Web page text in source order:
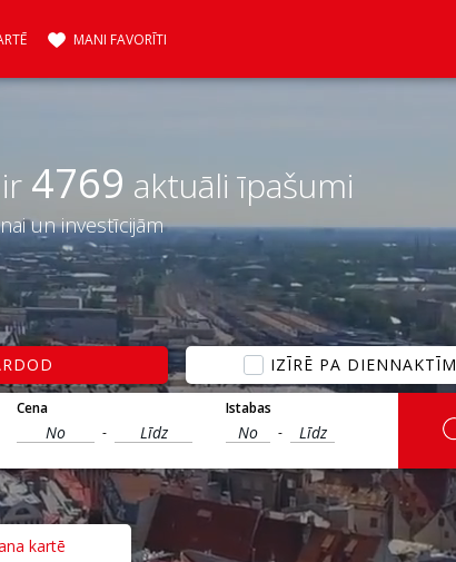
MANI FAVORĪTI
4769 aktuāli īpašumi
un investīcijām
IZĪRĒ PA DIENNAKTĪM
Cena
-
Istabas
-
kartē